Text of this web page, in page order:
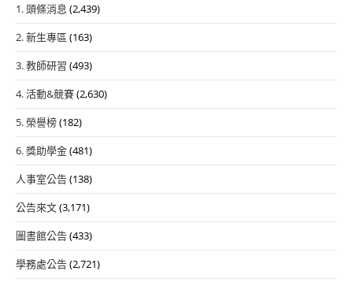
1. 頭條消息 (2,439)
2. 新生專區 (163)
3. 教師研習 (493)
4. 活動&競賽(2,630)
5. 榮譽榜(182)
6. 獎助學金(481)
人事室公告(138)
公告來文(3,171)
圖書館公告(433)
學務處公告(2,721)